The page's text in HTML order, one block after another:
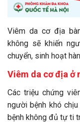
Viêm da cơ địa
không sẽ khiến
chuyển, sinh hoạt
Viêm da cơ địa ở
Các triệu chứng
người bệnh khó
bệnh không đủ tự ti